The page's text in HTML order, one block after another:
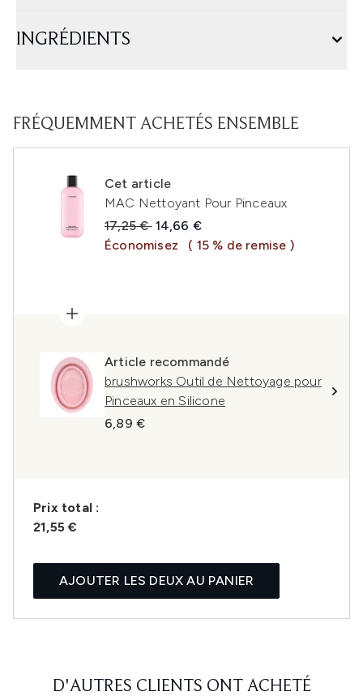
INGRÉDIENTS
FRÉQUEMMENT ACHETÉS ENSEMBLE
Cet article
MAC Nettoyant Pour Pinceaux
Prix de vente :
17,25 € Prix ​​actuel :
14,66 €
Économisez
( 15 % de remise )
Article recommandé
brushworks Outil de Nettoyage pour
Pinceaux en Silicone
6,89 €
Prix ​​total :
21,55 €
AJOUTER LES DEUX AU PANIER
D'AUTRES CLIENTS ONT ACHETÉ